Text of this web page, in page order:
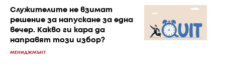
Служителите не взимат
решение за напускане за една
вечер. Какво ги кара да
направят този избор?
МЕНИДЖМЪНТ